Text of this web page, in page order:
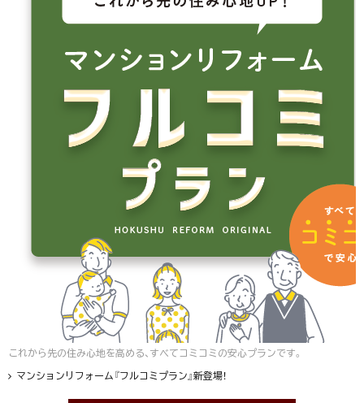
これから先の住み心地を高める、すべてコミコミの安心プランです。
マンションリフォーム『フルコミプラン』新登場！